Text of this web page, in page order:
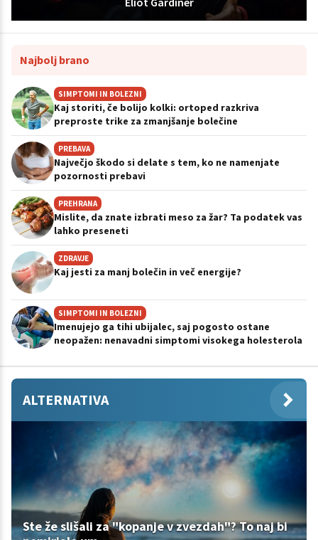
Najbolj brano
SIMPTOMI IN BOLEZNI
Kaj storiti, če bolijo kolki: ortoped razkriva
preproste trike za zmanjšanje bolečine
PREBAVA
Največjo škodo si delate s tem, ko ne namenjate
pozornosti prebavi
PREHRANA
Mislite, da znate izbrati meso za žar? Ta podatek vas
lahko preseneti
ZDRAVJE
Kaj jesti za manj bolečin in več energije?
SIMPTOMI IN BOLEZNI
Imenujejo ga tihi ubijalec, saj pogosto ostane
neopažen: nenavadni simptomi visokega holesterola
ALTERNATIVA
Ste že slišali za "kopanje v zvezdah"? To naj bi